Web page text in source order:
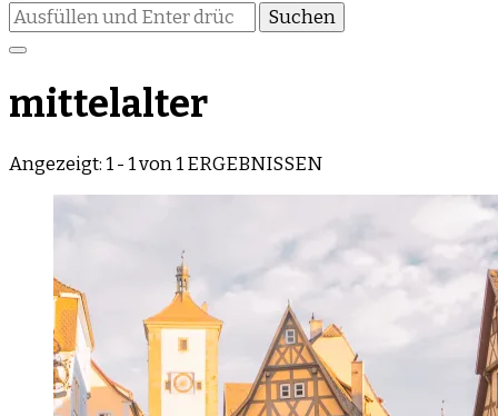
Suchst
du
nach
etwas?
mittelalter
Angezeigt: 1 - 1 von 1 ERGEBNISSEN